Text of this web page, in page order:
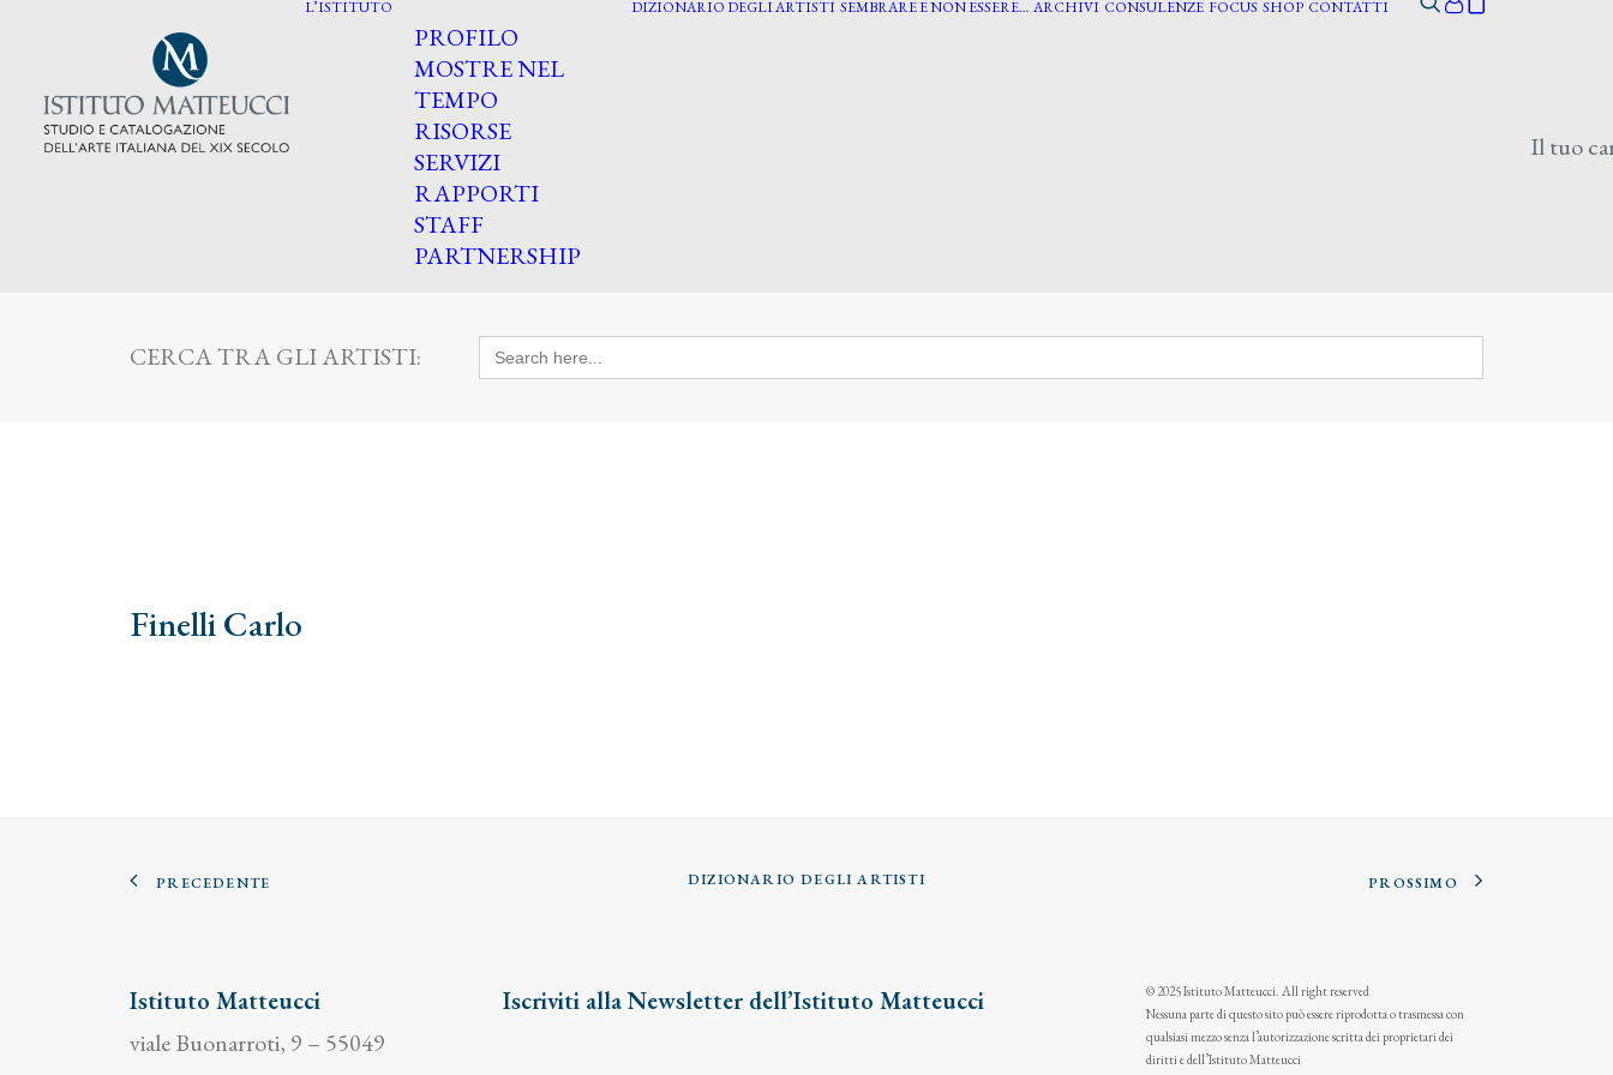
L’ISTITUTO
PROFILO
MOSTRE NEL
TEMPO
RISORSE
SERVIZI
RAPPORTI
STAFF
PARTNERSHIP
DIZIONARIO DEGLI ARTISTI SEMBRARE E NON ESSERE… ARCHIVI CONSULENZE FOCUS SHOP CONTATTI
Il tuo
CERCA TRA GLI ARTISTI: Search
for:
Finelli Carlo
PRECEDENTE DIZIONARIO DEGLI ARTISTI PROSSIMO
Istituto Matteucci
viale Buonarroti, 9 – 55049
Iscriviti alla Newsletter dell’Istituto Matteucci
© 2025 Istituto Matteucci. All right reserved
Nessuna parte di questo sito può essere riprodotta o trasmessa con
qualsiasi mezzo senza l’autorizzazione scritta dei proprietari dei
diritti e dell’Istituto Matteucci